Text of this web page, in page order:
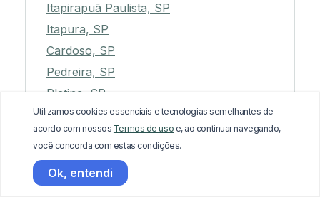
Itapirapuã Paulista, SP
Itapura, SP
Cardoso, SP
Pedreira, SP
Platina, SP
São João do Pau d'Alho, SP
Monte Castelo, SP
Mirante do Paranapanema, SP
Brejo Alegre, SP
Utilizamos cookies essenciais e tecnologias semelhantes de
acordo com nossos Termos de uso e, ao continuar navegando,
você concorda com estas condições.
Ok, entendi